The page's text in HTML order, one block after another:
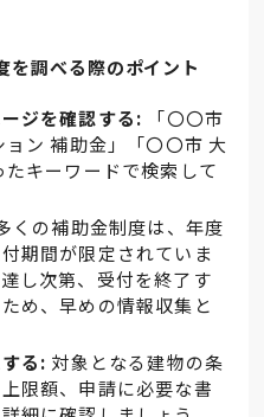
を調べる際のポイント
ジを確認する: 「〇〇市
ョン 補助金」「〇〇市 大
キーワードで検索して
くの補助金制度は、年度
期間が限定されていま
し次第、受付を終了す
め、早めの情報収集と
る: 対象となる建物の条
限額、申請に必要な書